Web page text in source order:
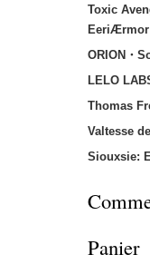
Toxic
EeriÆrmor
ORION・
LELO
Thomas
Valtesse
Siouxsie:
Panier